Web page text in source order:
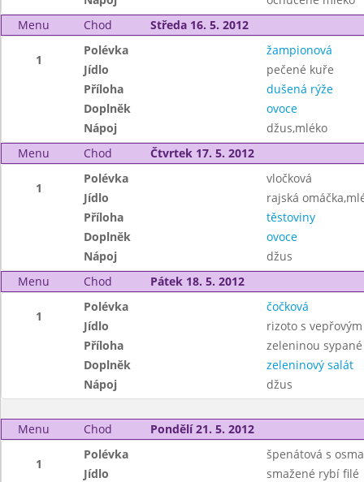
Menu
Chod Středa 16. 5. 2012
1
Polévka
žampionová
Jídlo
pečené kuře
Příloha
dušená rýže
Doplněk
ovoce
Nápoj
džus,mléko
Menu
Chod Čtvrtek 17. 5. 2012
1
Polévka
vločková
Jídlo
rajská
Příloha
těstoviny
Doplněk
ovoce
Nápoj
džus
Menu
Chod Pátek 18. 5. 2012
1
Polévka
čočková
Jídlo
rizoto s
Příloha
zeleninou
Doplněk
zeleninový salát
Nápoj
džus
Menu Chod Pondělí 21. 5. 2012
1
Polévka
špenátová s
Jídlo
smažené rybí filé